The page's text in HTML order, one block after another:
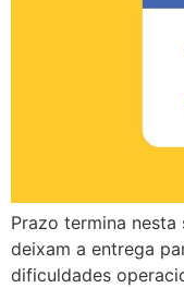
Prazo termina
deixam a entrega
dificuldades